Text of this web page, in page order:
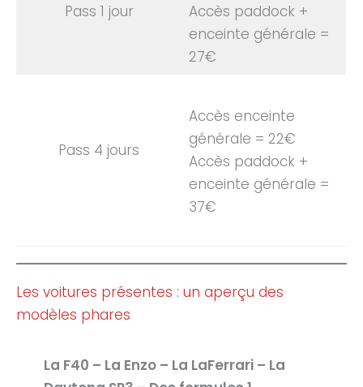
Pass 1 jour
Accès paddock +
enceinte générale =
27€
Pass 4 jours
Accès enceinte
générale = 22€
Accès paddock +
enceinte générale =
37€
Les voitures présentes : un aperçu des
modèles phares
La F40 – La Enzo – La LaFerrari – La